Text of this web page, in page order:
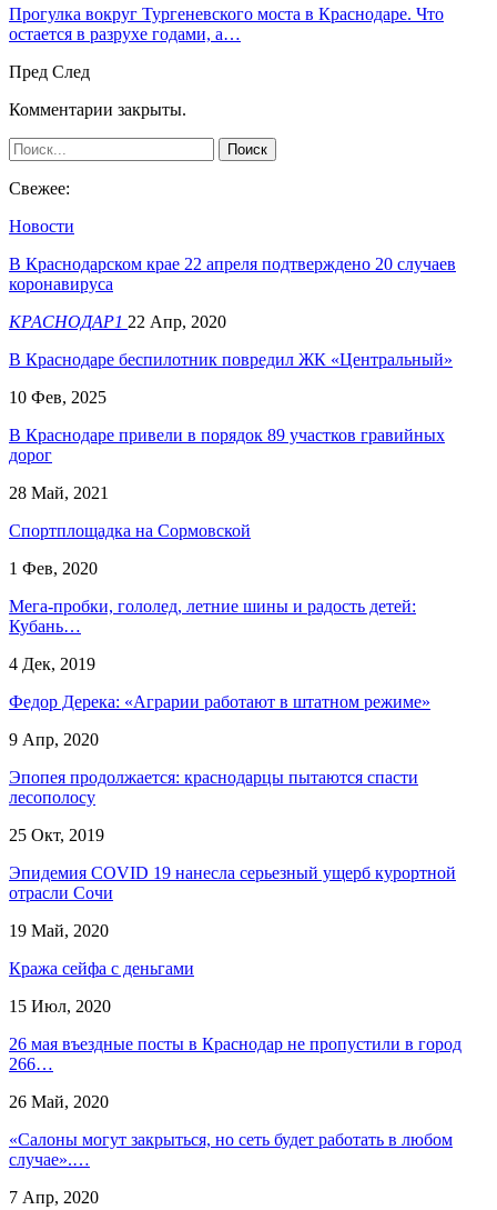
Прогулка вокруг Тургеневского моста в Краснодаре. Что
остается в разрухе годами, а…
Пред След
Комментарии закрыты.
Свежее:
Новости
В Краснодарском крае 22 апреля подтверждено 20 случаев
коронавируса
КРАСНОДАР1 22 Апр, 2020
В Краснодаре беспилотник повредил ЖК «Центральный»
10 Фев, 2025
В Краснодаре привели в порядок 89 участков гравийных
дорог
28 Май, 2021
Спортплощадка на Сормовской
1 Фев, 2020
Мега-пробки, гололед, летние шины и радость детей:
Кубань…
4 Дек, 2019
Федор Дерека: «Аграрии работают в штатном режиме»
9 Апр, 2020
Эпопея продолжается: краснодарцы пытаются спасти
лесополосу
25 Окт, 2019
Эпидемия COVID 19 нанесла серьезный ущерб курортной
отрасли Сочи
19 Май, 2020
Кража сейфа с деньгами
15 Июл, 2020
26 мая въездные посты в Краснодар не пропустили в город
266…
26 Май, 2020
«Салоны могут закрыться, но сеть будет работать в любом
случае».…
7 Апр, 2020